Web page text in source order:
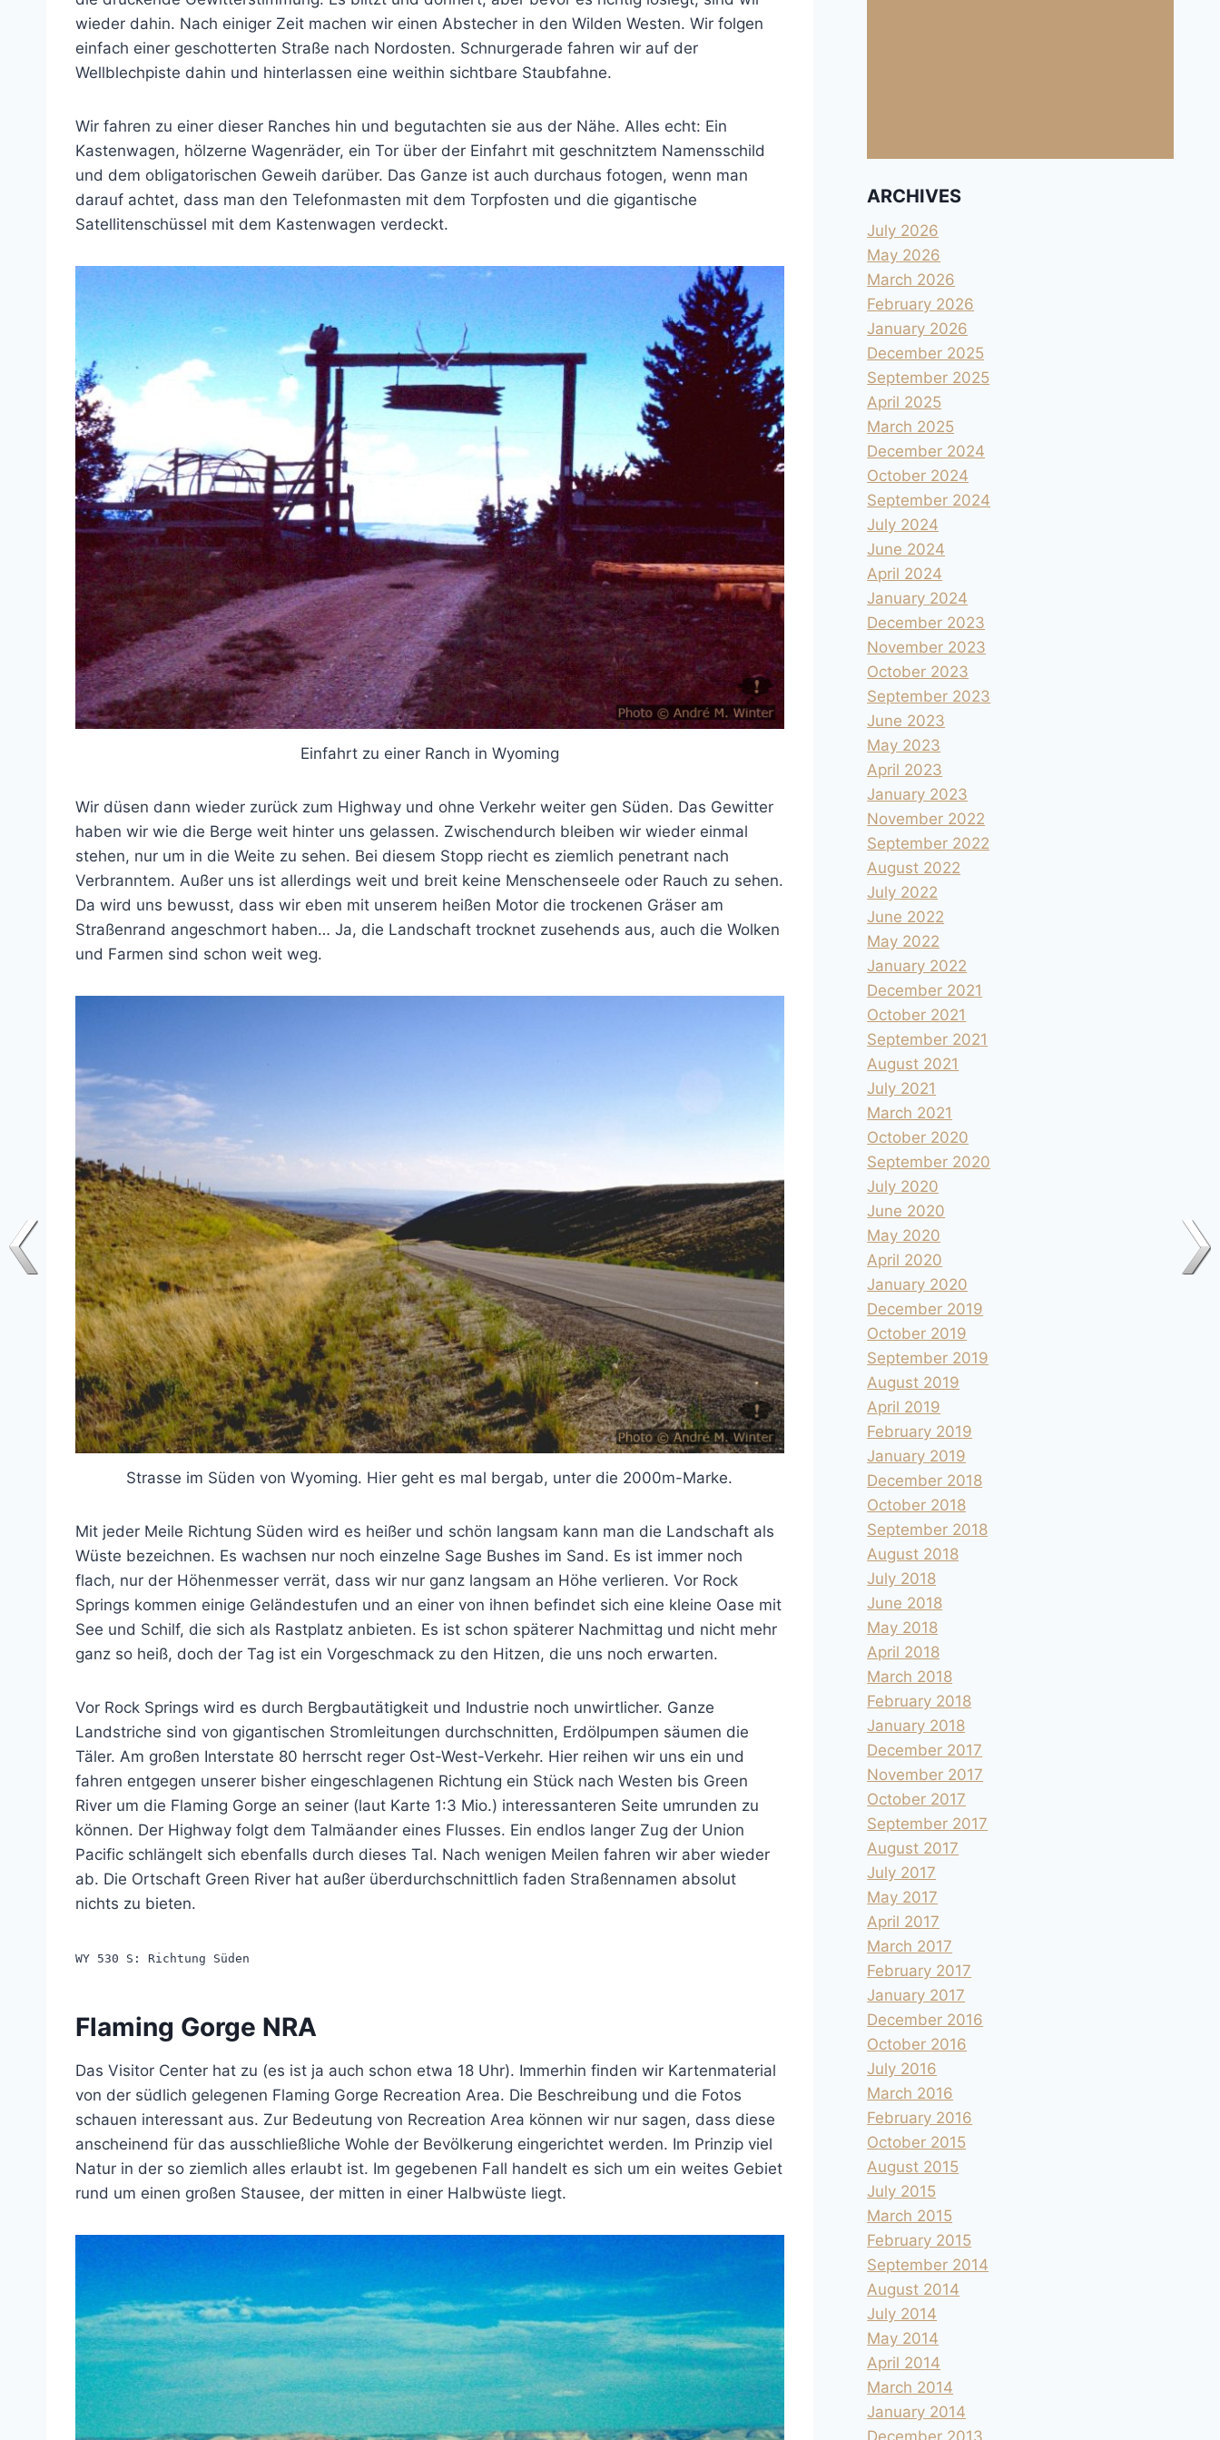
wieder dahin. Nach einiger Zeit machen wir einen Abstecher in den Wilden Westen. Wir folgen
einfach einer geschotterten Straße nach Nordosten. Schnurgerade fahren wir auf der
Wellblechpiste dahin und hinterlassen eine weithin sichtbare Staubfahne.
Wir fahren zu einer dieser Ranches hin und begutachten sie aus der Nähe. Alles echt: Ein
Kastenwagen, hölzerne Wagenräder, ein Tor über der Einfahrt mit geschnitztem Namensschild
und dem obligatorischen Geweih darüber. Das Ganze ist auch durchaus fotogen, wenn man
darauf achtet, dass man den Telefonmasten mit dem Torpfosten und die gigantische
Satellitenschüssel mit dem Kastenwagen verdeckt.
Einfahrt zu einer Ranch in Wyoming
Wir düsen dann wieder zurück zum Highway und ohne Verkehr weiter gen Süden. Das Gewitter
haben wir wie die Berge weit hinter uns gelassen. Zwischendurch bleiben wir wieder einmal
stehen, nur um in die Weite zu sehen. Bei diesem Stopp riecht es ziemlich penetrant nach
Verbranntem. Außer uns ist allerdings weit und breit keine Menschenseele oder Rauch zu sehen.
Da wird uns bewusst, dass wir eben mit unserem heißen Motor die trockenen Gräser am
Straßenrand angeschmort haben… Ja, die Landschaft trocknet zusehends aus, auch die Wolken
und Farmen sind schon weit weg.
Strasse im Süden von Wyoming. Hier geht es mal bergab, unter die 2000m-Marke.
Mit jeder Meile Richtung Süden wird es heißer und schön langsam kann man die Landschaft als
Wüste bezeichnen. Es wachsen nur noch einzelne Sage Bushes im Sand. Es ist immer noch
flach, nur der Höhenmesser verrät, dass wir nur ganz langsam an Höhe verlieren. Vor Rock
Springs kommen einige Geländestufen und an einer von ihnen befindet sich eine kleine Oase mit
See und Schilf, die sich als Rastplatz anbieten. Es ist schon späterer Nachmittag und nicht mehr
ganz so heiß, doch der Tag ist ein Vorgeschmack zu den Hitzen, die uns noch erwarten.
Vor Rock Springs wird es durch Bergbautätigkeit und Industrie noch unwirtlicher. Ganze
Landstriche sind von gigantischen Stromleitungen durchschnitten, Erdölpumpen säumen die
Täler. Am großen Interstate 80 herrscht reger Ost-West-Verkehr. Hier reihen wir uns ein und
fahren entgegen unserer bisher eingeschlagenen Richtung ein Stück nach Westen bis Green
River um die Flaming Gorge an seiner (laut Karte 1:3 Mio.) interessanteren Seite umrunden zu
können. Der Highway folgt dem Talmäander eines Flusses. Ein endlos langer Zug der Union
Pacific schlängelt sich ebenfalls durch dieses Tal. Nach wenigen Meilen fahren wir aber wieder
ab. Die Ortschaft Green River hat außer überdurchschnittlich faden Straßennamen absolut
nichts zu bieten.
WY 530 S: Richtung Süden
Flaming Gorge NRA
Das Visitor Center hat zu (es ist ja auch schon etwa 18 Uhr). Immerhin finden wir Kartenmaterial
von der südlich gelegenen Flaming Gorge Recreation Area. Die Beschreibung und die Fotos
schauen interessant aus. Zur Bedeutung von Recreation Area können wir nur sagen, dass diese
anscheinend für das ausschließliche Wohle der Bevölkerung eingerichtet werden. Im Prinzip viel
Natur in der so ziemlich alles erlaubt ist. Im gegebenen Fall handelt es sich um ein weites Gebiet
rund um einen großen Stausee, der mitten in einer Halbwüste liegt.
ARCHIVES
July 2026
May 2026
March 2026
February 2026
January 2026
December 2025
September 2025
April 2025
March 2025
December 2024
October 2024
September 2024
July 2024
June 2024
April 2024
January 2024
December 2023
November 2023
October 2023
September 2023
June 2023
May 2023
April 2023
January 2023
November 2022
September 2022
August 2022
July 2022
June 2022
May 2022
January 2022
December 2021
October 2021
September 2021
August 2021
July 2021
March 2021
October 2020
September 2020
July 2020
June 2020
May 2020
April 2020
January 2020
December 2019
October 2019
September 2019
August 2019
April 2019
February 2019
January 2019
December 2018
October 2018
September 2018
August 2018
July 2018
June 2018
May 2018
April 2018
March 2018
February 2018
January 2018
December 2017
November 2017
October 2017
September 2017
August 2017
July 2017
May 2017
April 2017
March 2017
February 2017
January 2017
December 2016
October 2016
July 2016
March 2016
February 2016
October 2015
August 2015
July 2015
March 2015
February 2015
September 2014
August 2014
July 2014
May 2014
April 2014
March 2014
January 2014
December 2013